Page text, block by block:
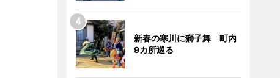
新春の寒川に獅子舞 町内
9カ所巡る